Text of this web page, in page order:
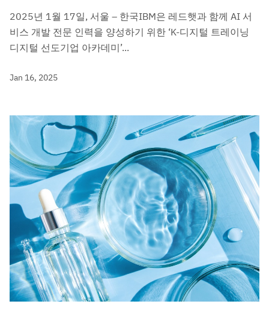
2025년 1월 17일, 서울 – 한국IBM은 레드햇과 함께 AI 서
비스 개발 전문 인력을 양성하기 위한 ‘K-디지털 트레이닝
디지털 선도기업 아카데미’...
Jan 16, 2025